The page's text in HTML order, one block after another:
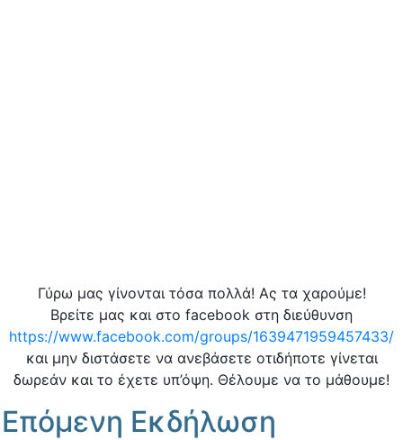
Γύρω μας γίνονται τόσα πολλά! Ας τα χαρούμε!
Βρείτε μας και στο facebook στη διεύθυνση
https://www.facebook.com/groups/1639471959457433/
και μην διστάσετε να ανεβάσετε οτιδήποτε γίνεται
δωρεάν και το έχετε υπ’όψη. Θέλουμε να το μάθουμε!
Επόμενη Εκδήλωση